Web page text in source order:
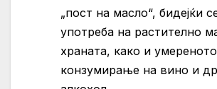
„пост на масло“, бидејќи
употреба на растително
храната, како и умереното
конзумирање на вино и